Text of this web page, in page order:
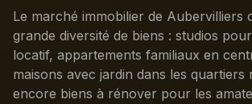
Le marché immobilier de Aubervilliers
grande diversité de biens : studios
locatif, appartements familiaux en
maisons avec jardin dans les quartiers
encore biens à rénover pour les